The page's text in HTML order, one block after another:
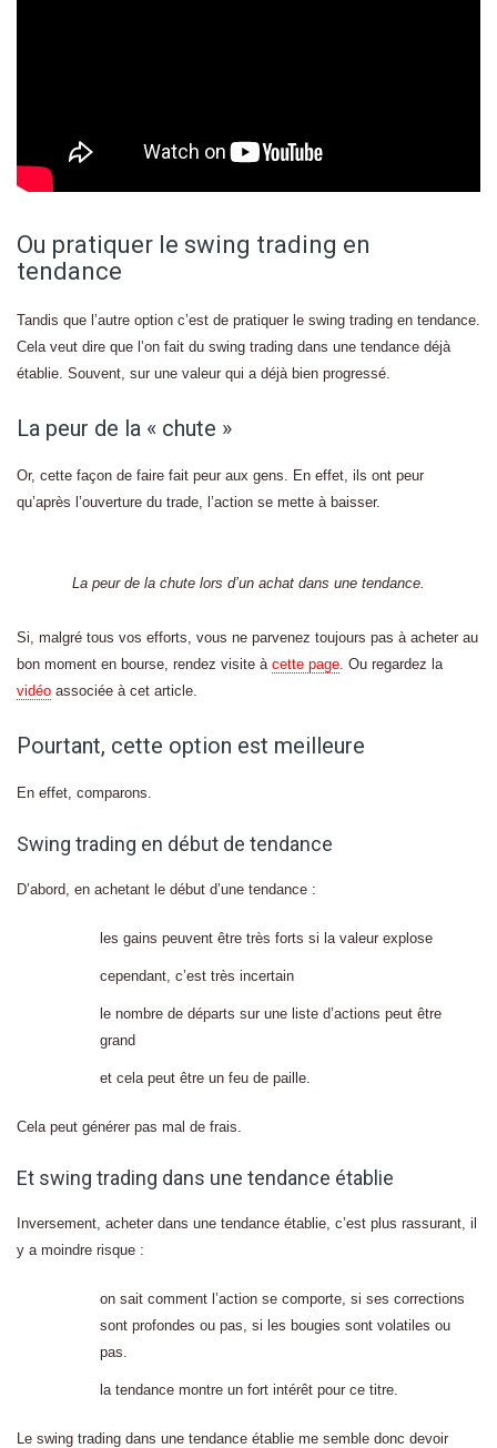
Ou pratiquer le swing trading en
tendance
Tandis que l’autre option c’est de pratiquer le swing trading en tendance.
Cela veut dire que l’on fait du swing trading dans une tendance déjà
établie. Souvent, sur une valeur qui a déjà bien progressé.
La peur de la « chute »
Or, cette façon de faire fait peur aux gens. En effet, ils ont peur
qu’après l’ouverture du trade, l’action se mette à baisser.
La peur de la chute lors d’un achat dans une tendance.
Si, malgré tous vos efforts, vous ne parvenez toujours pas à acheter au
bon moment en bourse, rendez visite à cette page. Ou regardez la
vidéo associée à cet article.
Pourtant, cette option est meilleure
En effet, comparons.
Swing trading en début de tendance
D’abord, en achetant le début d’une tendance :
les gains peuvent être très forts si la valeur explose
cependant, c’est très incertain
le nombre de départs sur une liste d’actions peut être
grand
et cela peut être un feu de paille.
Cela peut générer pas mal de frais.
Et swing trading dans une tendance établie
Inversement, acheter dans une tendance établie, c’est plus rassurant, il
y a moindre risque :
on sait comment l’action se comporte, si ses corrections
sont profondes ou pas, si les bougies sont volatiles ou
pas.
la tendance montre un fort intérêt pour ce titre.
Le swing trading dans une tendance établie me semble donc devoir